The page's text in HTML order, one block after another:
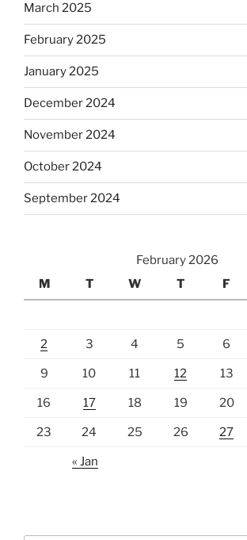
March 2025
February 2025
January 2025
December 2024
November 2024
October 2024
September 2024
February 2026
M
T W T F
2 3 4 5 6
9 10 11 12 13
16 17 18 19 20
23 24 25 26 27
« Jan